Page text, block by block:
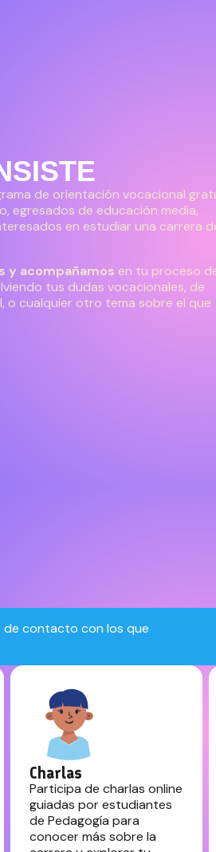
de orientación vocacional
egresados de educación media,
en estudiar una carrera
y acompañamos en tu proceso
tus dudas vocacionales, de
o cualquier otro tema sobre el que
de contacto con los que
Charlas
Participa de charlas online
guiadas por estudiantes
de Pedagogía para
conocer más sobre la